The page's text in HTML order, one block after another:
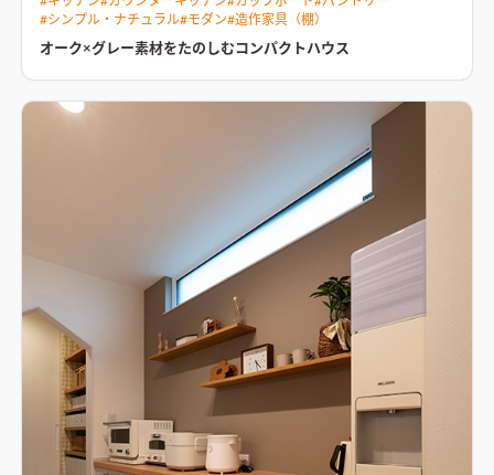
素材の表情が変化するので、飽きずに長く楽しめる。 リビング
の大開口はコンパクトハウスの名前に反して、空間をとても広く
みせる。 軒の出によって夏は暑さをしのぎ、冬は日射を入れて
い。無垢材の床が心地よい温かみを加え、落ち着きのある空間
ックスに間接照明を用いたインパクトのあるLDK
#シンプル・ナチュラル#モダン#造作家具（棚）
オーク×グレー素材をたのしむコンパクトハウス